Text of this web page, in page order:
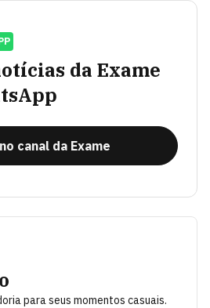
da Exame
canal da Exame
para seus momentos casuais.